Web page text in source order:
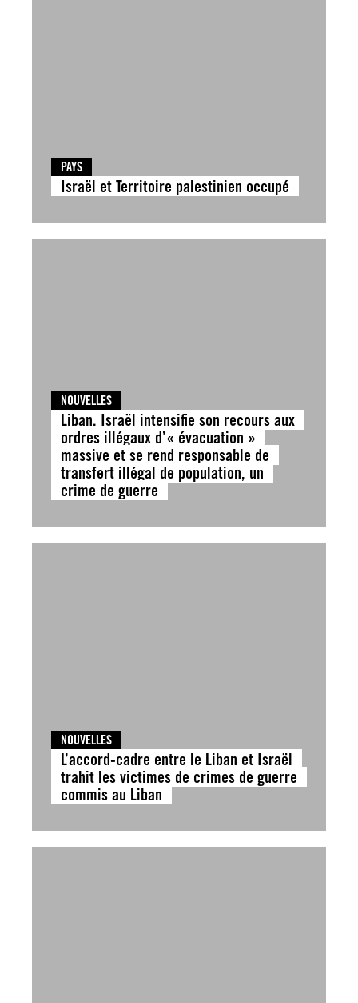
PAYS
Israël et Territoire palestinien occupé
NOUVELLES
Liban. Israël intensifie son recours aux
ordres illégaux d’« évacuation »
massive et se rend responsable de
transfert illégal de population, un
crime de guerre
NOUVELLES
L’accord-cadre entre le Liban et Israël
trahit les victimes de crimes de guerre
commis au Liban